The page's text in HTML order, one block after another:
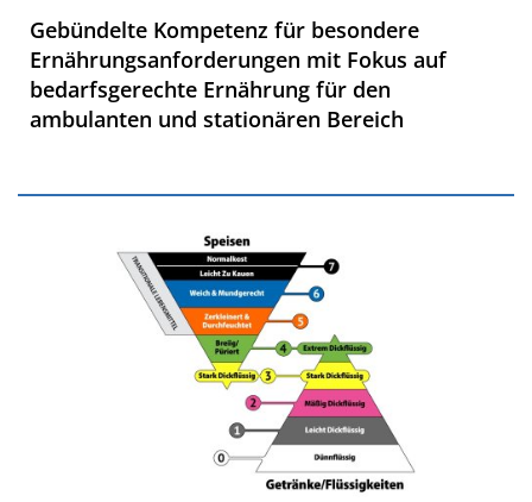
Gebündelte Kompetenz für besondere
Ernährungsanforderungen mit Fokus auf
bedarfsgerechte Ernährung für den
ambulanten und stationären Bereich